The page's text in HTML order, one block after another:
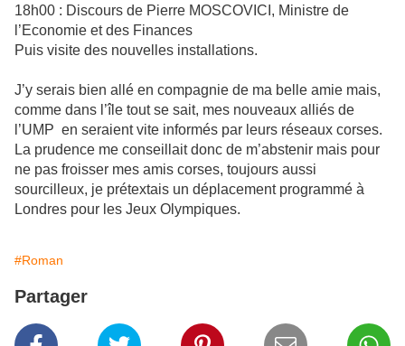
18h00 : Discours de Pierre MOSCOVICI, Ministre de
l’Economie et des Finances
Puis visite des nouvelles installations.
J’y serais bien allé en compagnie de ma belle amie mais,
comme dans l’île tout se sait, mes nouveaux alliés de
l’UMP en seraient vite informés par leurs réseaux corses.
La prudence me conseillait donc de m’abstenir mais pour
ne pas froisser mes amis corses, toujours aussi
sourcilleux, je prétextais un déplacement programmé à
Londres pour les Jeux Olympiques.
#Roman
Partager